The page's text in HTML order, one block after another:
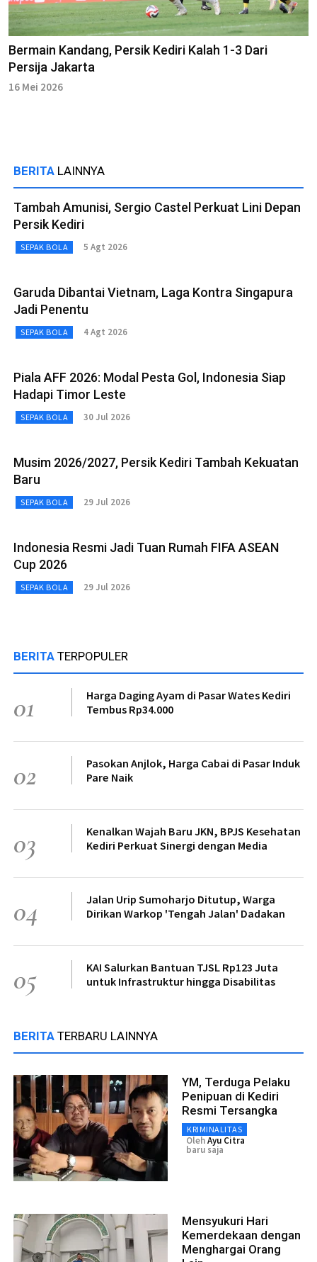
Bermain Kandang, Persik Kediri Kalah 1-3 Dari
Persija Jakarta
16 Mei 2026
BERITA LAINNYA
Tambah Amunisi, Sergio Castel Perkuat Lini Depan
Persik Kediri
SEPAK BOLA 5 Agt 2026
Garuda Dibantai Vietnam, Laga Kontra Singapura
Jadi Penentu
SEPAK BOLA 4 Agt 2026
Piala AFF 2026: Modal Pesta Gol, Indonesia Siap
Hadapi Timor Leste
SEPAK BOLA 30 Jul 2026
Musim 2026/2027, Persik Kediri Tambah Kekuatan
Baru
SEPAK BOLA 29 Jul 2026
Indonesia Resmi Jadi Tuan Rumah FIFA ASEAN
Cup 2026
SEPAK BOLA 29 Jul 2026
BERITA TERPOPULER
01
Harga Daging Ayam di Pasar Wates Kediri
Tembus Rp34.000
02
Pasokan Anjlok, Harga Cabai di Pasar Induk
Pare Naik
03
Kenalkan Wajah Baru JKN, BPJS Kesehatan
Kediri Perkuat Sinergi dengan Media
04
Jalan Urip Sumoharjo Ditutup, Warga
Dirikan Warkop 'Tengah Jalan' Dadakan
05
KAI Salurkan Bantuan TJSL Rp123 Juta
untuk Infrastruktur hingga Disabilitas
BERITA TERBARU LAINNYA
YM, Terduga Pelaku
Penipuan di Kediri
Resmi Tersangka
KRIMINALITAS
OlehAyu Citra
baru saja
Mensyukuri Hari
Kemerdekaan dengan
Menghargai Orang